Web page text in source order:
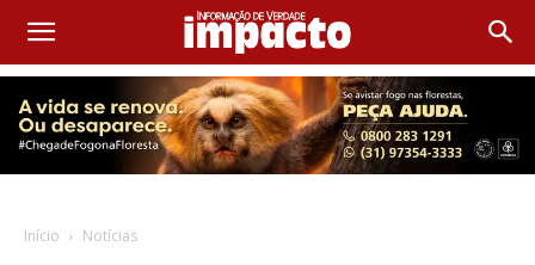
Início Notícias